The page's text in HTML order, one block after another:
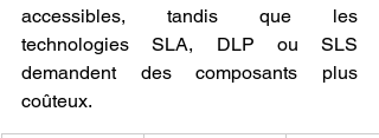
accessibles, tandis que les
technologies SLA, DLP ou SLS
demandent des composants plus
coûteux.